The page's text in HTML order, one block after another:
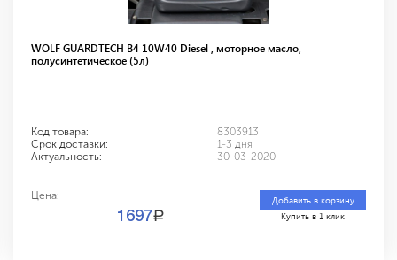
WOLF GUARDTECH B4 10W40 Diesel , моторное масло,
полусинтетическое (5л)
Код товара:
8303913
Срок доставки:
1-3 дня
Актуальность:
30-03-2020
Цена:
1697a
Добавить в корзину
Купить в 1 клик